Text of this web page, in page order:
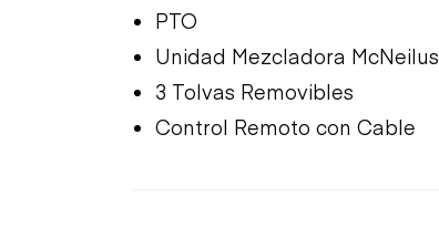
PTO
Unidad Mezcladora McNeilus
3 Tolvas Removibles
Control Remoto con Cable